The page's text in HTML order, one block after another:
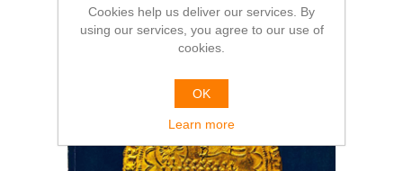
Cookies help us deliver our services. By
using our services, you agree to our use of
cookies.
OK
Learn more